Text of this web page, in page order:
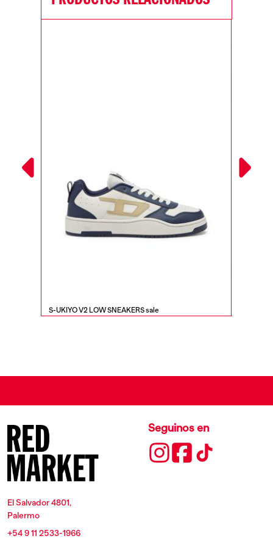
S-UKIYO V2 LOW SNEAKERS sale
El Salvador 4801,
Palermo
+54 9 11 2533-1966
Seguinos en